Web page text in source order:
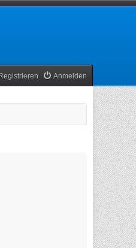
Anmelden
Registrieren